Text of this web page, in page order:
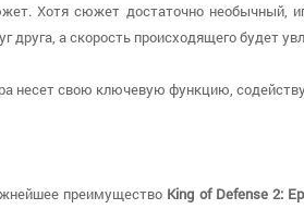
Хотя сюжет достаточно необычный,
друга, а скорость происходящего будет
несет свою ключевую функцию,
преимущество King of Defense 2: